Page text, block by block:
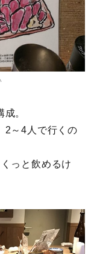
。
2～4人で行くの
っと飲めるけ